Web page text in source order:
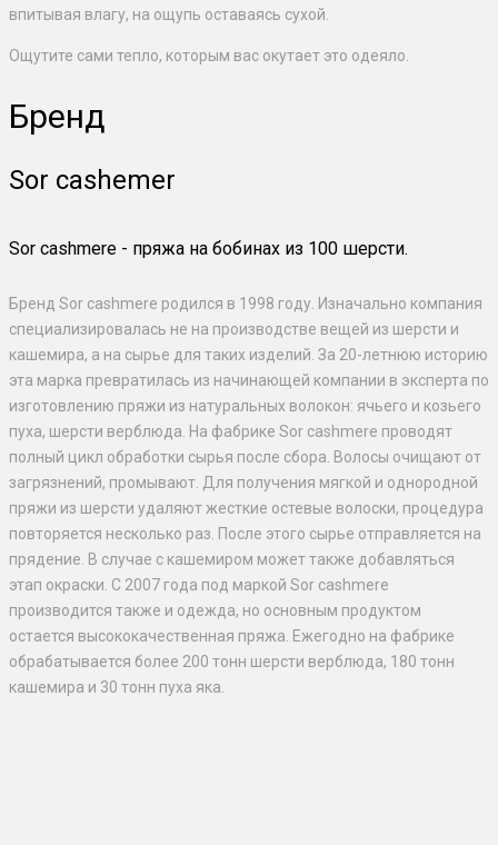
впитывая влагу, на ощупь оставаясь сухой.
Ощутите сами тепло, которым вас окутает это одеяло.
Бренд
Sor cashemer
Sor cashmere - пряжа на бобинах из 100 шерсти.
Бренд Sor cashmere родился в 1998 году. Изначально компания
специализировалась не на производстве вещей из шерсти и
кашемира, а на сырье для таких изделий. За 20-летнюю историю
эта марка превратилась из начинающей компании в эксперта по
изготовлению пряжи из натуральных волокон: ячьего и козьего
пуха, шерсти верблюда. На фабрике Sor cashmere проводят
полный цикл обработки сырья после сбора. Волосы очищают от
загрязнений, промывают. Для получения мягкой и однородной
пряжи из шерсти удаляют жесткие остевые волоски, процедура
повторяется несколько раз. После этого сырье отправляется на
прядение. В случае с кашемиром может также добавляться
этап окраски. С 2007 года под маркой Sor cashmere
производится также и одежда, но основным продуктом
остается высококачественная пряжа. Ежегодно на фабрике
обрабатывается более 200 тонн шерсти верблюда, 180 тонн
кашемира и 30 тонн пуха яка.